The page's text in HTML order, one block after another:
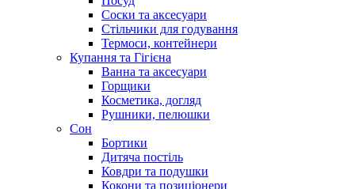
Соски та аксесуари
Стільчики для годування
Термоси, контейнери
Купання та Гігієна
Ванна та аксесуари
Горщики
Косметика, догляд
Рушники, пелюшки
Сон
Бортики
Дитяча постіль
Ковдри та подушки
Кокони та позиціонери